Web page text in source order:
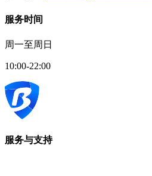
服务时间
周一至周日
10:00-22:00
服务与支持